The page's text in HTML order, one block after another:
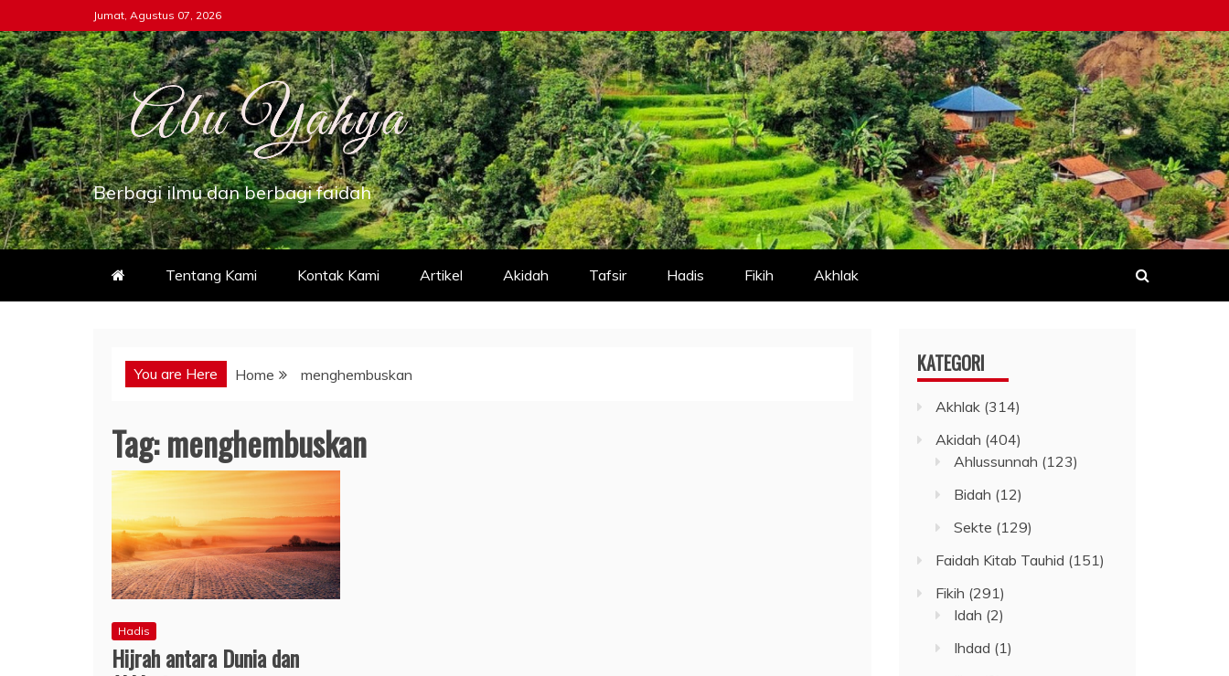
to
content
Jumat, Agustus 07, 2026
Berbagi ilmu dan berbagi faidah
Tentang Kami Kontak Kami Artikel Akidah Tafsir Hadis Fikih Akhlak
You are Here Home menghembuskan
Tag:menghembuskan
Hadis
Hijrah antara Dunia dan
KATEGORI
Akhlak (314)
Akidah (404)
Ahlussunnah (123)
Bidah (12)
Sekte (129)
Faidah Kitab Tauhid (151)
Fikih (291)
Idah (2)
Ihdad (1)